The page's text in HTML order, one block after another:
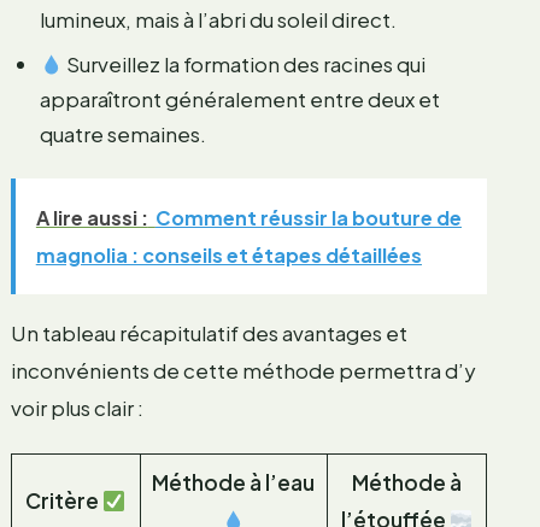
lumineux, mais à l’abri du soleil direct.
Surveillez la formation des racines qui
apparaîtront généralement entre deux et
quatre semaines.
A lire aussi : Comment réussir la bouture de
magnolia : conseils et étapes détaillées
Un tableau récapitulatif des avantages et
inconvénients de cette méthode permettra d’y
voir plus clair :
Critère
Méthode à l’eau
Méthode à
l’étouffée